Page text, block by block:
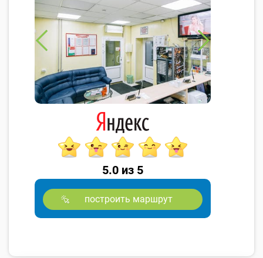
5.0 из 5
построить маршрут